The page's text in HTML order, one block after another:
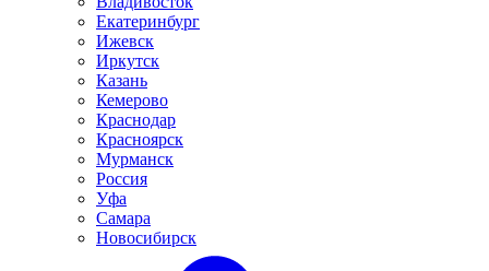
Екатеринбург
Ижевск
Иркутск
Казань
Кемерово
Краснодар
Красноярск
Мурманск
Россия
Уфа
Самара
Новосибирск